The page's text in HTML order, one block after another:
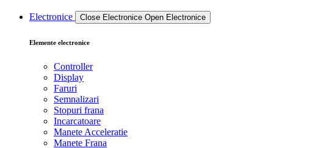
Electronice Close Electronice Open Electronice
Elemente electronice
Controller
Display
Faruri
Semnalizari
Stopuri frana
Incarcatoare
Manete Acceleratie
Manete Frana